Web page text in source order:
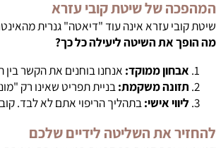
של שיטת קובי עזרא
עזרא אינה עוד "דיאטה" גנרית מהאינטרנט.
ממוקד:אנחנו בוחנים את הקשר בין
משקמת:בניית תפריט שאינו רק "מונע